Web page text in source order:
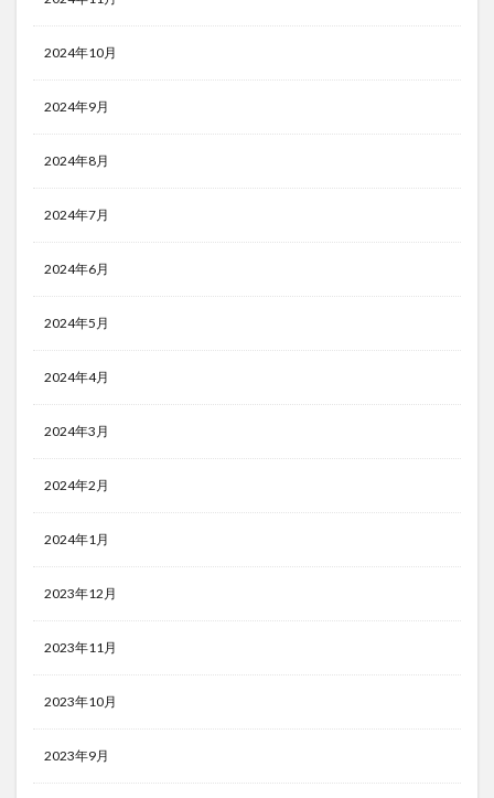
2024年10月
2024年9月
2024年8月
2024年7月
2024年6月
2024年5月
2024年4月
2024年3月
2024年2月
2024年1月
2023年12月
2023年11月
2023年10月
2023年9月